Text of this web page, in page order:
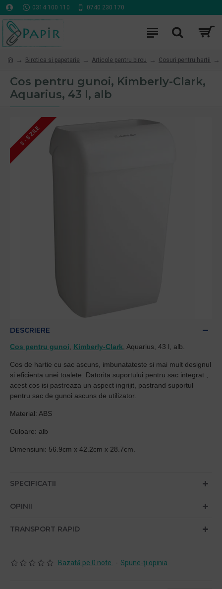
0314 100 110 0740 230 170
Birotica si papetarie Articole pentru birou Cosuri pentru hartii
Cos pentru gunoi, Kimberly-Clark,
Aquarius, 43 l, alb
3 - 5 ZILE
DESCRIERE
Cos pentru gunoi Kimberly-Clark , Aquarius, 43 l, alb.
Cos de hartie cu sac ascuns, imbunatateste si mai mult designul
si eficienta unei toalete. Datorita suportului pentru sac integrat ,
acest cos isi pastreaza un aspect ingrijit, pastrand suportul
pentru sac de gunoi ascuns de utilizator.
Material: ABS
Culoare: alb
Dimensiuni: 56.9cm x 42.2cm x 28.7cm.
SPECIFICATII
OPINII
TRANSPORT RAPID
Bazată pe 0 note. - Spune-ţi opinia